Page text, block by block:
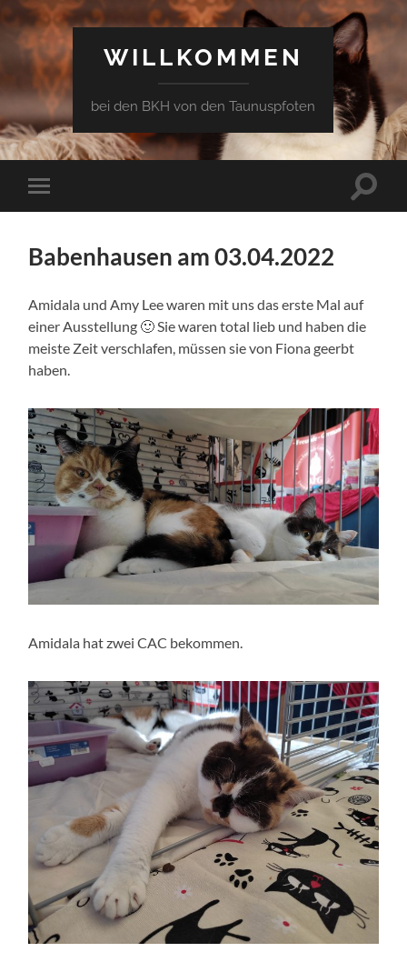
WILLKOMMEN
bei den BKH von den Taunuspfoten
Mobile-
Menü
Babenhausen am 03.04.2022
Amidala und Amy Lee waren mit uns das erste Mal auf
einer Ausstellung 🙂 Sie waren total lieb und haben die
meiste Zeit verschlafen, müssen sie von Fiona geerbt
haben.
Amidala hat zwei CAC bekommen.